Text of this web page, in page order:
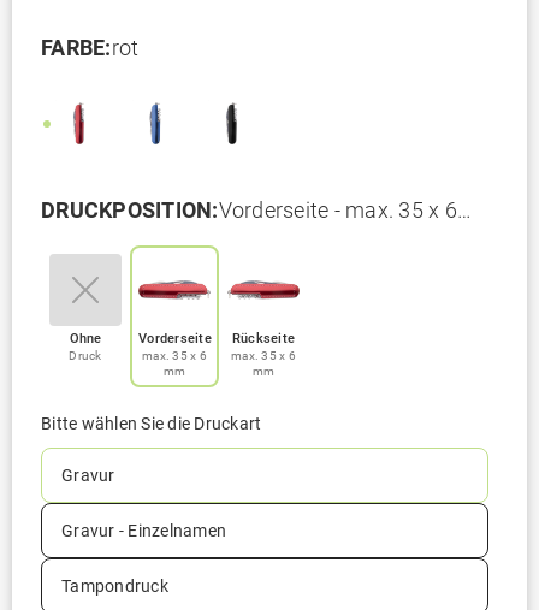
FARBE:rot
DRUCKPOSITION:Vorderseite - max. 35 x 6
Ohne
Druck
Vorderseite
max. 35 x 6
mm
Rückseite
max. 35 x 6
mm
Bitte wählen Sie die Druckart
Gravur
Gravur - Einzelnamen
Tampondruck